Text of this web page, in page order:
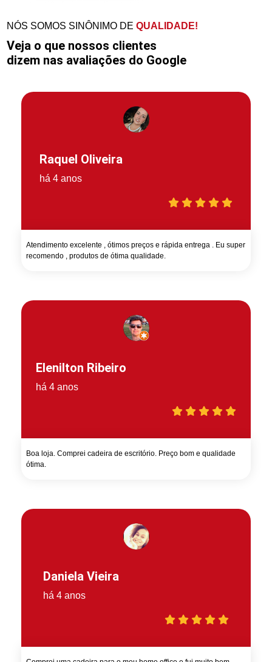
NÓS SOMOS SINÔNIMO DEQUALIDADE!
Veja o que nossos clientes
dizem nas avaliações do Google
Raquel Oliveira
há 4 anos
Atendimento excelente , ótimos preços e rápida entrega . Eu super
recomendo , produtos de ótima qualidade.
Elenilton Ribeiro
há 4 anos
Boa loja. Comprei cadeira de escritório. Preço bom e qualidade
ótima.
Daniela Vieira
há 4 anos